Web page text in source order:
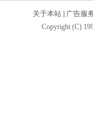
关于本站
广告服
Copyright (C)